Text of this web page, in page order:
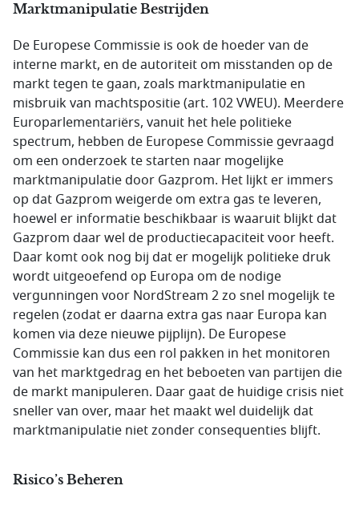
Marktmanipulatie Bestrijden
De Europese Commissie is ook de hoeder van de
interne markt, en de autoriteit om misstanden op de
markt tegen te gaan, zoals marktmanipulatie en
misbruik van machtspositie (art. 102 VWEU). Meerdere
Europarlementariërs, vanuit het hele politieke
spectrum, hebben de Europese Commissie gevraagd
om een onderzoek te starten naar mogelijke
marktmanipulatie door Gazprom. Het lijkt er immers
op dat Gazprom weigerde om extra gas te leveren,
hoewel er informatie beschikbaar is waaruit blijkt dat
Gazprom daar wel de productiecapaciteit voor heeft.
Daar komt ook nog bij dat er mogelijk politieke druk
wordt uitgeoefend op Europa om de nodige
vergunningen voor NordStream 2 zo snel mogelijk te
regelen (zodat er daarna extra gas naar Europa kan
komen via deze nieuwe pijplijn). De Europese
Commissie kan dus een rol pakken in het monitoren
van het marktgedrag en het beboeten van partijen die
de markt manipuleren. Daar gaat de huidige crisis niet
sneller van over, maar het maakt wel duidelijk dat
marktmanipulatie niet zonder consequenties blijft.
Risico’s Beheren